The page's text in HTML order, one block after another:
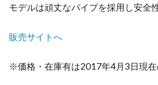
モデルは頑丈なパイプを採用し安全性
販売サイトへ
※価格・在庫有は2017年4月3日現在